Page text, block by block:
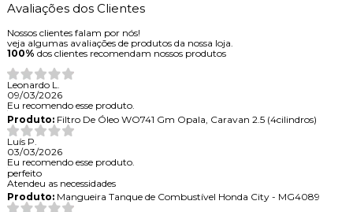
Avaliações dos Clientes
Nossos clientes falam por nós!
veja algumas avaliações de produtos da nossa loja.
100% dos clientes recomendam nossos produtos
Leonardo L.
09/03/2026
Eu recomendo esse produto.
Produto:Filtro De Óleo WO741 Gm Opala, Caravan 2.5 (4cilindros)
Luís P.
03/03/2026
Eu recomendo esse produto.
perfeito
Atendeu as necessidades
Produto:Mangueira Tanque de Combustível Honda City - MG4089